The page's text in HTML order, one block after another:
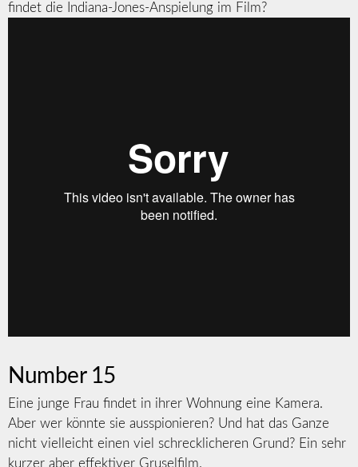
findet die Indiana-Jones-Anspielung im Film?
Number 15
Eine junge Frau findet in ihrer Wohnung eine Kamera.
Aber wer könnte sie ausspionieren? Und hat das Ganze
nicht vielleicht einen viel schrecklicheren Grund? Ein sehr
kurzer aber effektiver Gruselfilm.